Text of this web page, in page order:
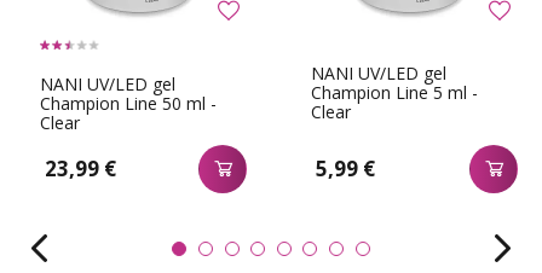
NANI UV/LED gel
Champion Line 50 ml -
Clear
23,99 €
NANI UV/LED gel
Champion Line 5 ml -
Clear
5,99 €